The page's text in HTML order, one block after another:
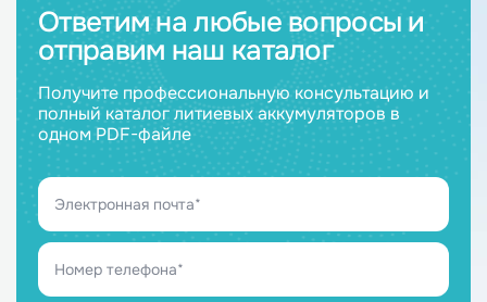
Ответим на любые вопросы и
отправим наш каталог
Получите профессиональную консультацию и
полный каталог литиевых аккумуляторов в
одном PDF-файле